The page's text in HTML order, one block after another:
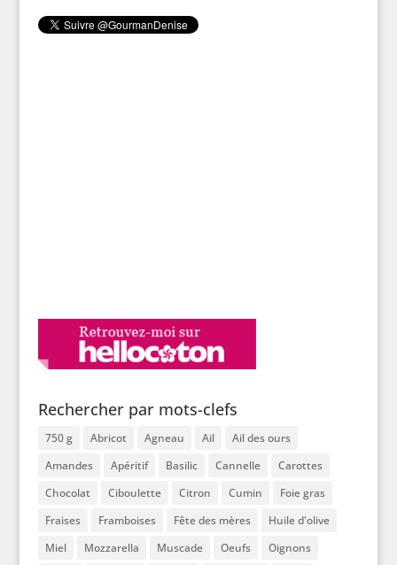
Rechercher par mots-clefs
750 g Abricot Agneau Ail
Ail des ours
Amandes
Apéritif Basilic Cannelle
Carottes
Chocolat
Ciboulette Citron Cumin
Foie gras
Fraises
Framboises Fête des mères
Huile d'olive
Miel
Mozzarella Muscade Oeufs
Oignons